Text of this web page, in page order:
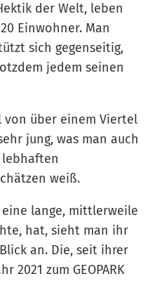
der Welt, leben
Einwohner. Man
sich gegenseitig,
jedem seinen
über einem Viertel
jung, was man auch
lebhaften
weiß.
lange, mittlerweile
hat, sieht man ihr
an. Die, seit ihrer
2021 zum GEOPARK